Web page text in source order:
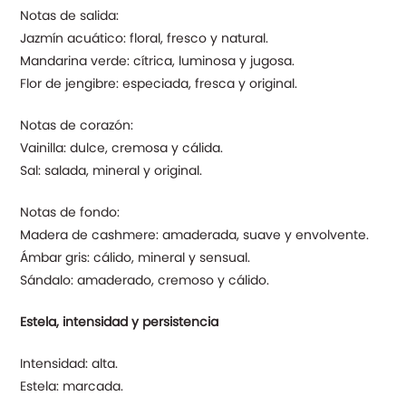
Notas de salida:
Jazmín acuático: floral, fresco y natural.
Mandarina verde: cítrica, luminosa y jugosa.
Flor de jengibre: especiada, fresca y original.
Notas de corazón:
Vainilla: dulce, cremosa y cálida.
Sal: salada, mineral y original.
Notas de fondo:
Madera de cashmere: amaderada, suave y envolvente.
Ámbar gris: cálido, mineral y sensual.
Sándalo: amaderado, cremoso y cálido.
Estela, intensidad y persistencia
Intensidad: alta.
Estela: marcada.